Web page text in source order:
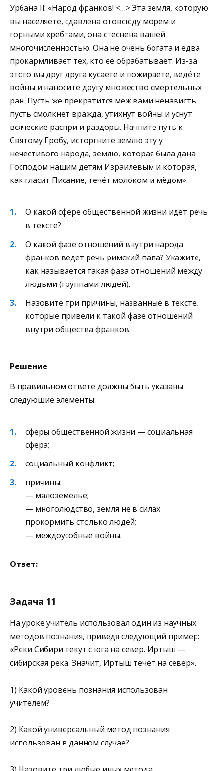
Урбана II: «Народ франков! <…> Эта земля, которую
вы населяете, сдавлена отовсюду морем и
горными хребтами, она стеснена вашей
многочисленностью. Она не очень богата и едва
прокармливает тех, кто её обрабатывает. Из-за
этого вы друг друга кусаете и пожираете, ведёте
войны и наносите другу множество смертельных
ран. Пусть же прекратится меж вами ненависть,
пусть смолкнет вражда, утихнут войны и уснут
всяческие распри и раздоры. Начните путь к
Святому Гробу, исторгните землю эту у
нечестивого народа, землю, которая была дана
Господом нашим детям Израилевым и которая,
как гласит Писание, течёт молоком и мёдом».
О какой сфере общественной жизни идёт речь
в тексте?
О какой фазе отношений внутри народа
франков ведёт речь римский папа? Укажите,
как называется такая фаза отношений между
людьми (группами людей).
Назовите три причины, названные в тексте,
которые привели к такой фазе отношений
внутри общества франков.
Решение
В правильном ответе должны быть указаны
следующие элементы:
сферы общественной жизни — социальная
сфера;
социальный конфликт;
причины:
— малоземелье;
— многолюдство, земля не в силах
прокормить столько людей;
— междоусобные войны.
Ответ:
Задача 11
На уроке учитель использовал один из научных
методов познания, приведя следующий пример:
«Реки Сибири текут с юга на север. Иртыш —
сибирская река. Значит, Иртыш течёт на север».
1) Какой уровень познания использован
учителем?
2) Какой универсальный метод познания
использован в данном случае?